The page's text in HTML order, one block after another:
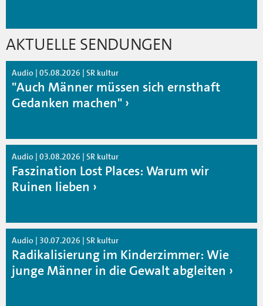
AKTUELLE SENDUNGEN
Audio | 05.08.2026 | SR kultur
"Auch Männer müssen sich ernsthaft
Gedanken machen"
Audio | 03.08.2026 | SR kultur
Faszination Lost Places: Warum wir
Ruinen lieben
Audio | 30.07.2026 | SR kultur
Radikalisierung im Kinderzimmer: Wie
junge Männer in die Gewalt abgleiten